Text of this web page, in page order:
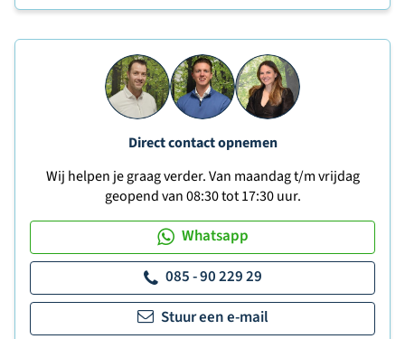
Direct contact opnemen
Wij helpen je graag verder. Van maandag t/m vrijdag
geopend van 08:30 tot 17:30 uur.
Whatsapp
085 - 90 229 29
Stuur een e-mail